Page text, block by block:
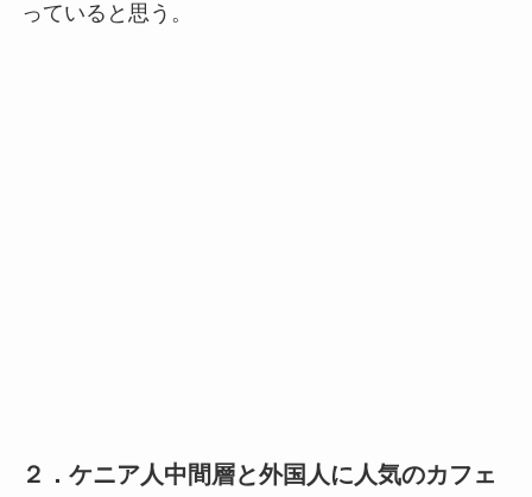
っていると思う。
２．ケニア人中間層と外国人に人気のカフェ